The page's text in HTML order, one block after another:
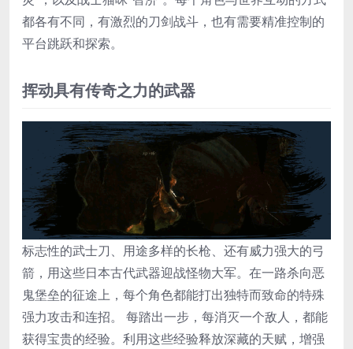
都各有不同，有激烈的刀剑战斗，也有需要精准控制的
平台跳跃和探索。
挥动具有传奇之力的武器
标志性的武士刀、用途多样的长枪、还有威力强大的弓
箭，用这些日本古代武器迎战怪物大军。在一路杀向恶
鬼堡垒的征途上，每个角色都能打出独特而致命的特殊
强力攻击和连招。 每踏出一步，每消灭一个敌人，都能
获得宝贵的经验。利用这些经验释放深藏的天赋，增强